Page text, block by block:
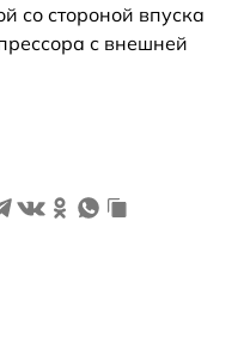
со стороной впуска
с внешней